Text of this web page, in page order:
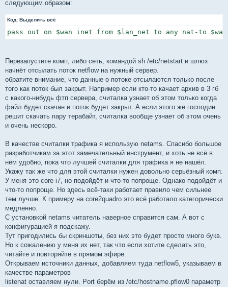
следующим образом:
Код: Выделить всё
pass out on $wan inet from $lan_net to any nat-to
Перезапустите комп, либо сеть, командой sh /etc/netstart и шлюз
начнёт отсылать поток netflow на нужный сервер.
обратите внимание, что данные о потоке отсылаются только после
того как поток был закрыт. Например если кто-то качает архив в 3 гб
с какого-нибудь фтп сервера, считалка узнает об этом только когда
файл будет скачан и поток будет закрыт. А если этого же господин
решит скачать пару терабайт, считалка вообще узнает об этом очень
и очень нескоро.
В качестве считалки трафика я использую netams. Спасибо большое
разработчикам за этот замечательный инструмент, и хоть не всё в
нём удобно, пока что лучшей считалки для трафика я не нашёл.
Укажу так же что для этой считалки нужен довольно серьёзный комп.
У меня это core i7, но подойдёт и что-то попроще. Однако подойдёт и
что-то попроще. Но здесь всё-таки работает правило чем сильнее
тем лучше. К примеру на core2quadro это всё работало категорически
медленно.
С установкой netams читатель наверное справится сам. А вот с
конфигурацией я подскажу.
Тут пригодились бы скриншоты, без них это будет просто много букв.
Но к сожалению у меня их нет, так что если хотите сделать это,
читайте и повторяйте в прямом эфире.
Открываем источники данных, добавляем туда netflow5, указываем в
качестве параметров
listenat оставляем нули. Port берём из /etc/hostname.pflow0 параметр